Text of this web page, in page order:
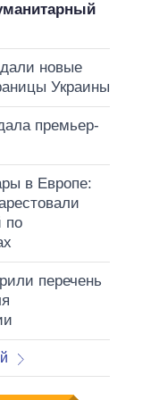
новые
Украины
премьер-
в Европе:
по
перечень